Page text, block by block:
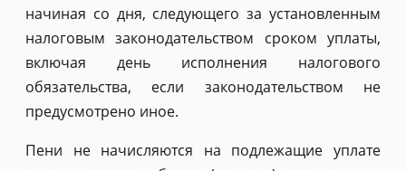
начиная со дня, следующего за установленным
налоговым законодательством сроком уплаты,
включая день исполнения налогового
обязательства, если законодательством не
предусмотрено иное.
Пени не начисляются на подлежащие уплате